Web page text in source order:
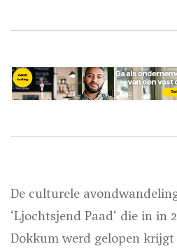
De culturele
‘Ljochtsjend Paad‘ die in in
Dokkum werd gelopen